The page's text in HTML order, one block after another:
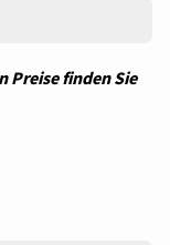
Preise finden Sie